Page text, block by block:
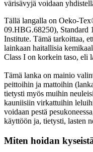
värisävyjä voidaan
Tällä langalla on Oeko-
09.HBG.68250), Standard
Institute. Tämä tarkoittaa,
lainkaan haitallisia
Class I on korkein taso, eli
Tämä lanka on mainio
peittoihin ja mattoihin
tietysti myös muihin
kauniisiin virkattuihin
voidaan pestä
käyttöön ja, tietysti, lasten
Miten hoidan